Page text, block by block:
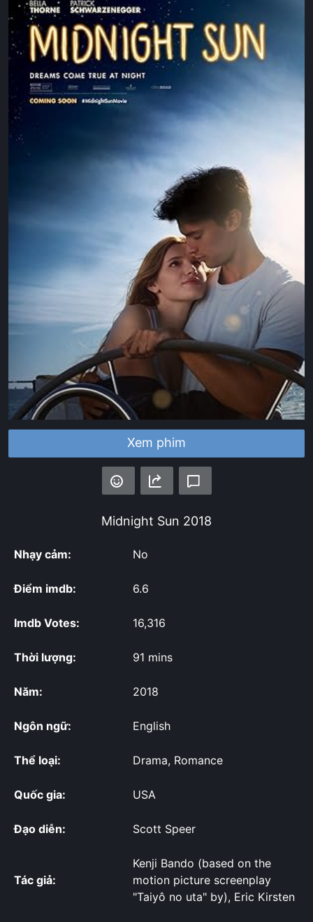
Xem phim
Midnight Sun 2018
Nhạy cảm: No
Điểm imdb: 6.6
Imdb Votes: 16,316
Thời lượng: 91 mins
Năm: 2018
Ngôn ngữ: English
Thể loại: Drama, Romance
Quốc gia: USA
Đạo diễn: Scott Speer
Tác giả:
Kenji Bando (based on the
motion picture screenplay
"Taiyô no uta" by), Eric Kirsten